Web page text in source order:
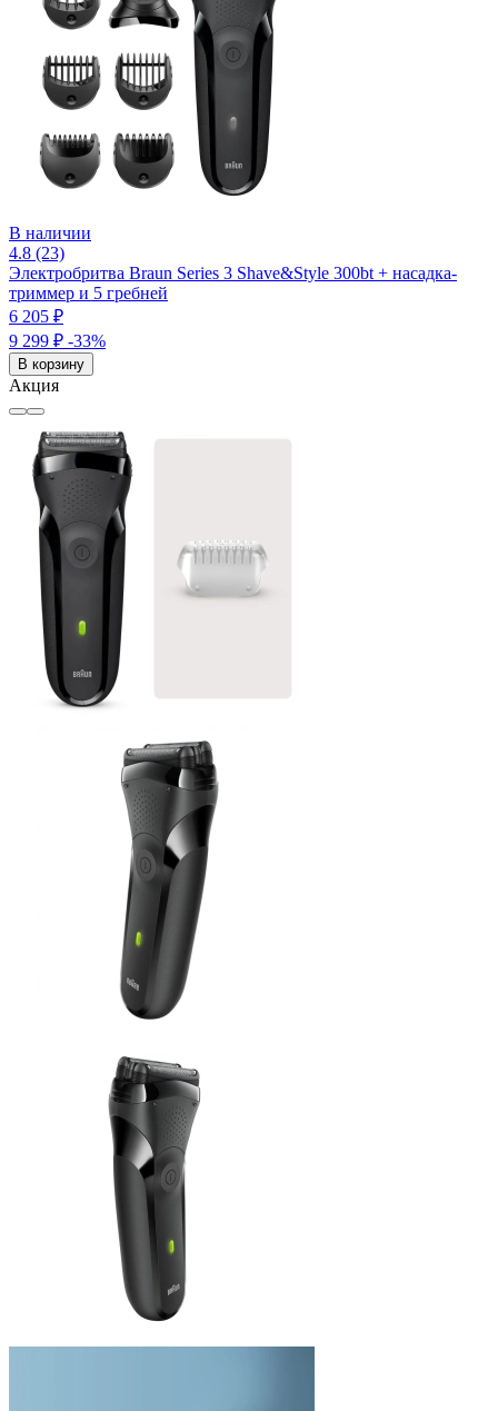
В наличии
4.8 (23)
Электробритва Braun Series 3 Shave&Style 300bt + насадка-
триммер и 5 гребней
6 205 ₽
9 299 ₽ -33%
В корзину
Акция